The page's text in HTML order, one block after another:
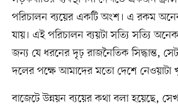
পরিচালন ব্যয়ের একটি অংশ। এ রকম
যায়। এই পরিচালন ব্যয়টা সত্যি সত্যি
জন্য যে ধরনের দৃঢ় রাজনৈতিক সিদ্ধান্ত,
দলের পক্ষে আমাদের মতো দেশে নেওয়াটা
বাজেটে উন্নয়ন ব্যয়ের কথা বলা হয়েছে,